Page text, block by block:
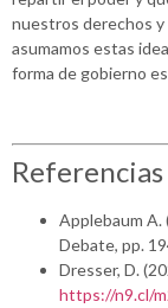
nuestros derechos y
asumamos estas
forma de gobierno
Applebaum A.
Debate, pp.
Dresser, D.
https://n9.cl/